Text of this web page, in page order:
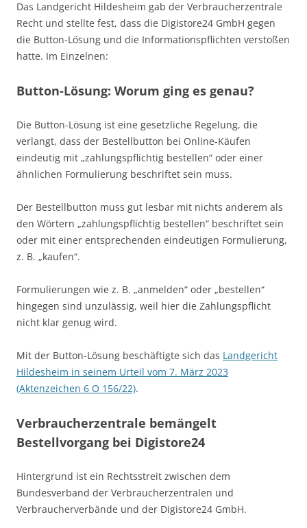
Das Landgericht Hildesheim gab der Verbraucherzentrale
Recht und stellte fest, dass die Digistore24 GmbH gegen
die Button-Lösung und die Informationspflichten verstoßen
hatte. Im Einzelnen:
Button-Lösung: Worum ging es genau?
Die Button-Lösung ist eine gesetzliche Regelung, die
verlangt, dass der Bestellbutton bei Online-Käufen
eindeutig mit „zahlungspflichtig bestellen“ oder einer
ähnlichen Formulierung beschriftet sein muss.
Der Bestellbutton muss gut lesbar mit nichts anderem als
den Wörtern „zahlungspflichtig bestellen“ beschriftet sein
oder mit einer entsprechenden eindeutigen Formulierung,
z. B. „kaufen“.
Formulierungen wie z. B. „anmelden“ oder „bestellen“
hingegen sind unzulässig, weil hier die Zahlungspflicht
nicht klar genug wird.
Mit der Button-Lösung beschäftigte sich das Landgericht
Hildesheim in seinem Urteil vom 7. März 2023
(Aktenzeichen 6 O 156/22).
Verbraucherzentrale bemängelt
Bestellvorgang bei Digistore24
Hintergrund ist ein Rechtsstreit zwischen dem
Bundesverband der Verbraucherzentralen und
Verbraucherverbände und der Digistore24 GmbH.